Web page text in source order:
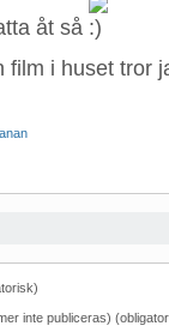
åt så
i huset tror
inte publiceras)